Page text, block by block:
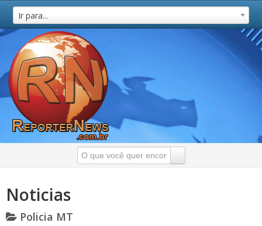
Ir para...
Noticias
Policia MT